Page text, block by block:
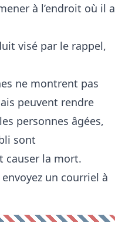
à l’endroit où il a
visé par le rappel,
ne montrent pas
peuvent rendre
personnes âgées,
sont
causer la mort.
un courriel à